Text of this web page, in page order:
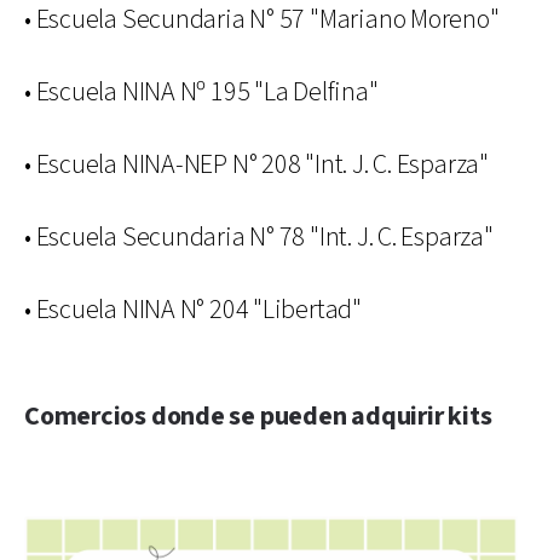
• Escuela Secundaria N° 57 "Mariano Moreno"
• Escuela NINA Nº 195 "La Delfina"
• Escuela NINA-NEP N° 208 "Int. J. C. Esparza"
• Escuela Secundaria N° 78 "Int. J. C. Esparza"
• Escuela NINA N° 204 "Libertad"
Comercios donde se pueden adquirir kits